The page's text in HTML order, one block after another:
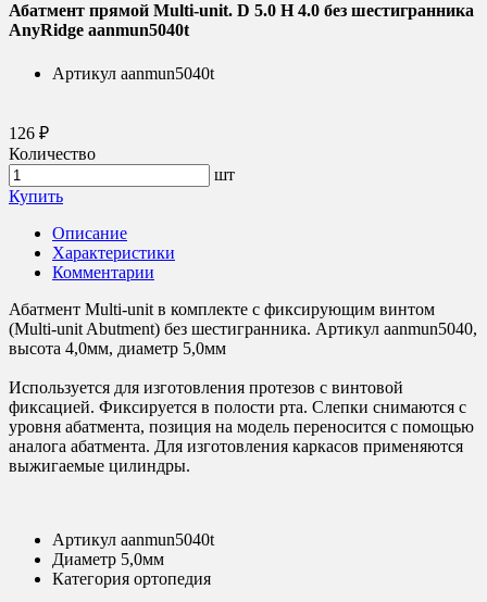
Абатмент прямой Multi-unit. D 5.0 H 4.0 без шестигранника
AnyRidge aanmun5040t
Артикул aanmun5040t
126 ₽
Количество
шт
Купить
Описание
Характеристики
Комментарии
Абатмент Multi-unit в комплекте с фиксирующим винтом
(Multi-unit Abutment) без шестигранника. Артикул aanmun5040,
высота 4,0мм, диаметр 5,0мм
Используется для изготовления протезов с винтовой
фиксацией. Фиксируется в полости рта. Слепки снимаются с
уровня абатмента, позиция на модель переносится с помощью
аналога абатмента. Для изготовления каркасов применяются
выжигаемые цилиндры.
Артикул aanmun5040t
Диаметр 5,0мм
Категория ортопедия